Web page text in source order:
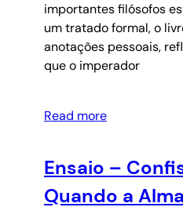
importantes filósofos
um tratado formal, o
anotações pessoais,
que o imperador
Read more
Ensaio –
Quando a